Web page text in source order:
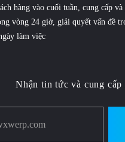
hàng vào cuối tuần, cung cấp
vòng 24 giờ, giải quyết vấn đề
làm việc
Nhận tin tức và cung cấp